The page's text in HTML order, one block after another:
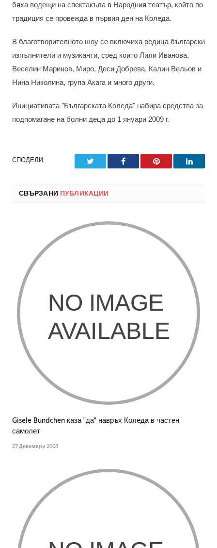
бяха водещи на спектакъла в Народния театър, който по
традиция се провежда в първия ден на Коледа.
В благотворителното шоу се включиха редица български
изпълнители и музиканти, сред които Лили Иванова,
Веселин Маринов, Миро, Деси Добрева, Калин Вельов и
Нина Николина, група Акага и много други.
Инициативата "Българската Коледа" набира средства за
подпомагане на болни деца до 1 януари 2009 г.
СПОДЕЛИ. Facebook Pinterest
СВЪРЗАНИ ПУБЛИКАЦИИ
Gisele Bundchen каза "да" навръх Коледа в частен
самолет
27 Декември 2008